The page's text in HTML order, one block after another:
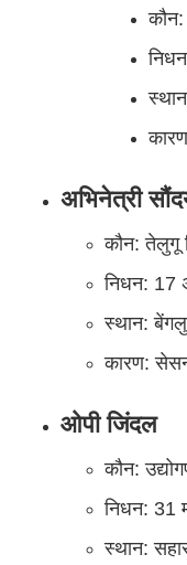
कौन:
अभिनेत्री
कौन: तेलुगू
निधन: 17
स्थान:
कारण:
ओपी जिंदल
कौन:
निधन: 31
स्थान: